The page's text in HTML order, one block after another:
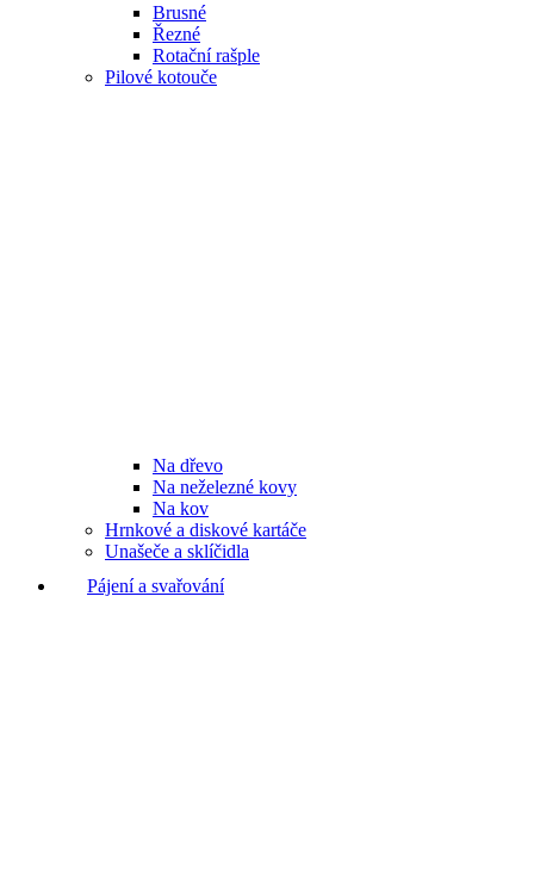
Brusné
Řezné
Rotační rašple
Pilové kotouče
Na dřevo
Na neželezné kovy
Na kov
Hrnkové a diskové kartáče
Unašeče a sklíčidla
Pájení a svařování